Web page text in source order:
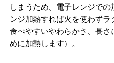
しまうため、電子レンジで
ンジ加熱すれば火を使わず
食べやすいやわらかさ、長
めに加熱します）。